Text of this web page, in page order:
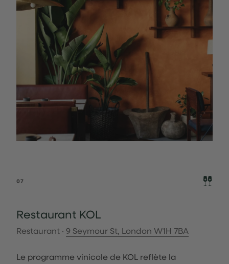
07
Restaurant KOL
Restaurant · 9 Seymour St, London W1H 7BA
Le programme vinicole de KOL reflète la